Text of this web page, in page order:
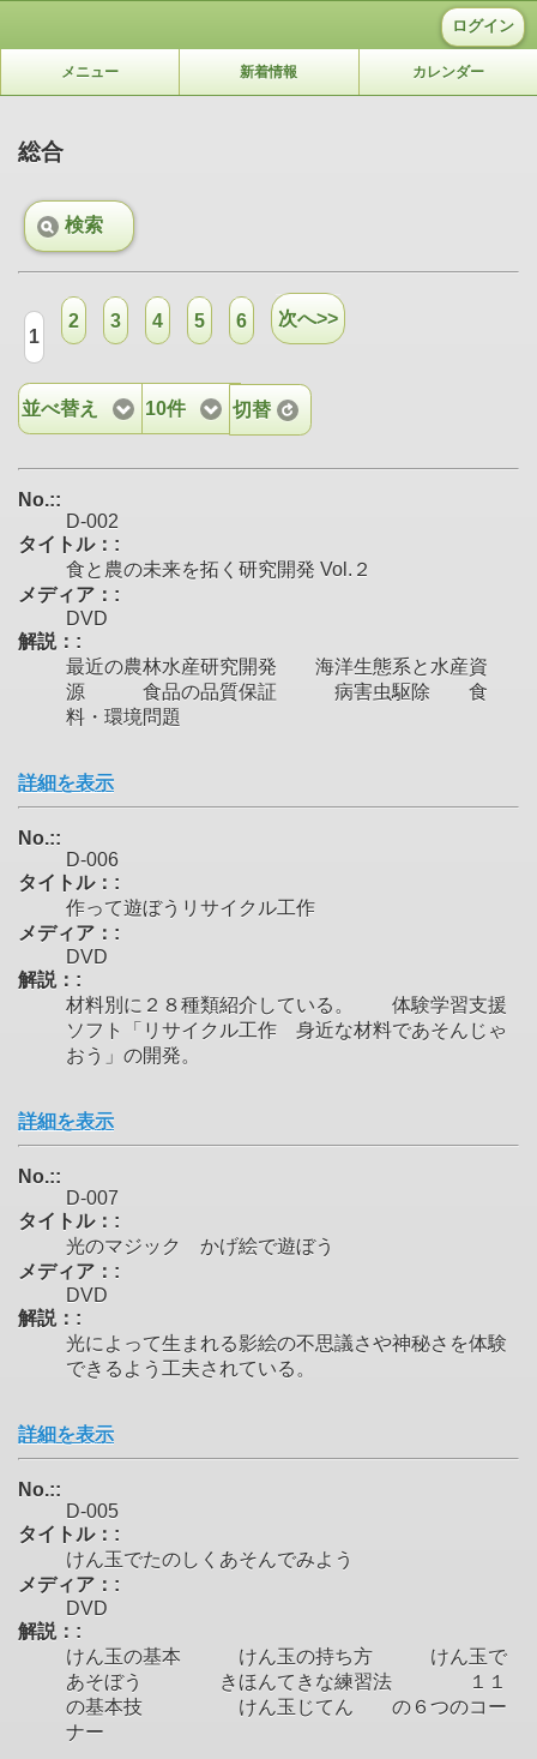
ログイン
メニュー 新着情報 カレンダー
総合
検索
1
2 3 4 5 6 次へ>>
並べ替え 10件 切替
No.::
D-002
タイトル：:
食と農の未来を拓く研究開発 Vol.２
メディア：:
DVD
解説：:
最近の農林水産研究開発 海洋生態系と水産資
源 食品の品質保証 病害虫駆除 食
料・環境問題
詳細を表示
No.::
D-006
タイトル：:
作って遊ぼうリサイクル工作
メディア：:
DVD
解説：:
材料別に２８種類紹介している。 体験学習支援
ソフト「リサイクル工作 身近な材料であそんじゃ
おう」の開発。
詳細を表示
No.::
D-007
タイトル：:
光のマジック かげ絵で遊ぼう
メディア：:
DVD
解説：:
光によって生まれる影絵の不思議さや神秘さを体験
できるよう工夫されている。
詳細を表示
No.::
D-005
タイトル：:
けん玉でたのしくあそんでみよう
メディア：:
DVD
解説：:
けん玉の基本 けん玉の持ち方 けん玉で
あそぼう きほんてきな練習法 １１
の基本技 けん玉じてん の６つのコー
ナー